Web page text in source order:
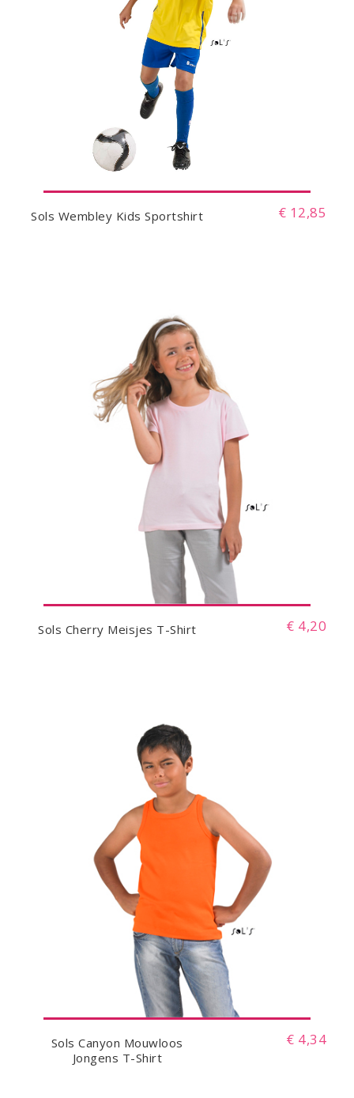
Sols Wembley Kids Sportshirt € 12,85
Sols Cherry Meisjes T-Shirt € 4,20
Sols Canyon Mouwloos
Jongens T-Shirt
€ 4,34